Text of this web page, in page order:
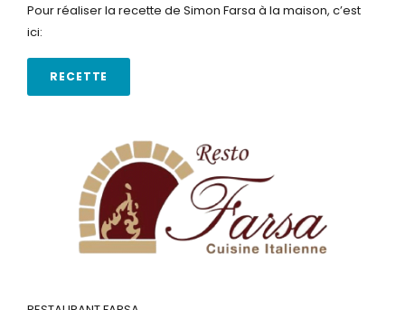
Pour réaliser la recette de Simon Farsa à la maison, c’est
ici:
RECETTE